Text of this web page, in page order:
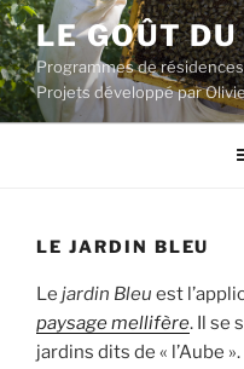
Aller
au
contenu
principal
LE GOÛT
Programmes de
Projets développé par
LE JARDIN BLEU
Le jardin Bleu est
paysage mellifère. Il se
jardins dits de « l’Aube ».